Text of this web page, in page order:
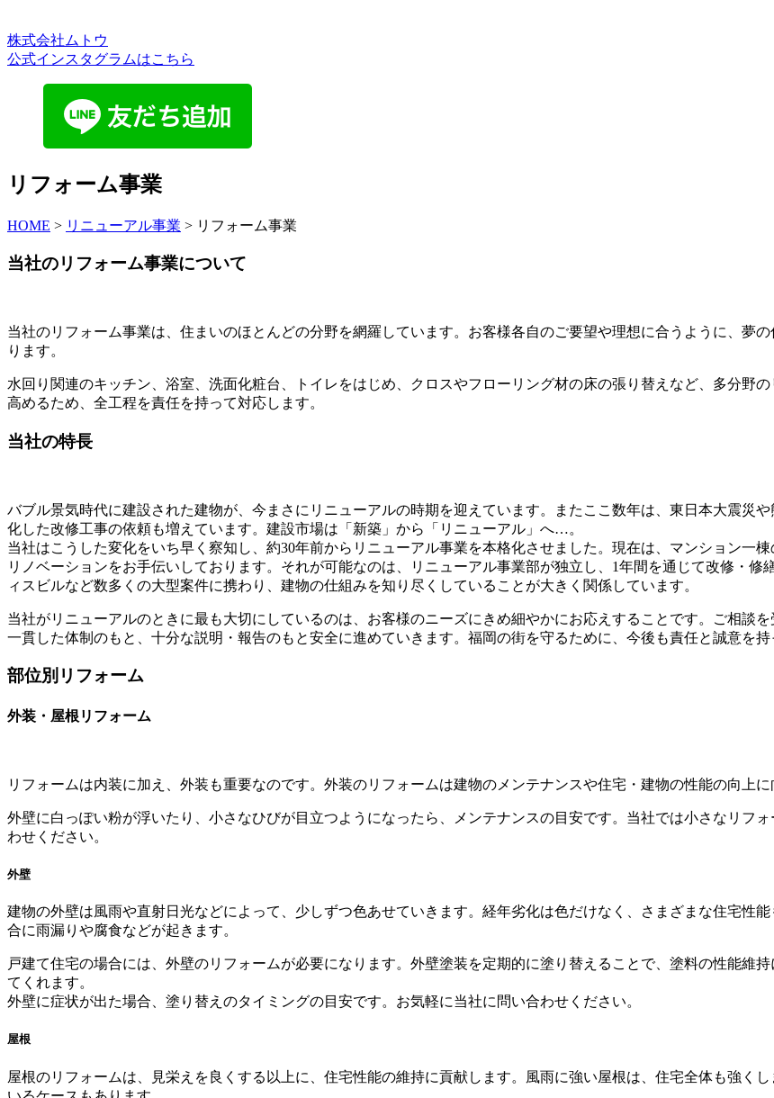
株式会社ムトウ
公式インスタグラムはこちら
リフォーム事業
HOME > リニューアル事業 > リフォーム事業
当社のリフォーム事業について
当社のリフォーム事業は、住まいのほとんどの分野を網羅しています。お客様各自のご要望や理想に合うように、夢
ります。
水回り関連のキッチン、浴室、洗面化粧台、トイレをはじめ、クロスやフローリング材の床の張り替えなど、多分野
高めるため、全工程を責任を持って対応します。
当社の特長
バブル景気時代に建設された建物が、今まさにリニューアルの時期を迎えています。またここ数年は、東日本大震災
化した改修工事の依頼も増えています。建設市場は「新築」から「リニューアル」へ…。
当社はこうした変化をいち早く察知し、約30年前からリニューアル事業を本格化させました。現在は、マンション一
リノベーションをお手伝いしております。それが可能なのは、リニューアル事業部が独立し、1年間を通じて改修・
ィスビルなど数多くの大型案件に携わり、建物の仕組みを知り尽くしていることが大きく関係しています。
当社がリニューアルのときに最も大切にしているのは、お客様のニーズにきめ細やかにお応えすることです。ご相談
一貫した体制のもと、十分な説明・報告のもと安全に進めていきます。福岡の街を守るために、今後も責任と誠意を
部位別リフォーム
外装・屋根リフォーム
リフォームは内装に加え、外装も重要なのです。外装のリフォームは建物のメンテナンスや住宅・建物の性能の向上に
外壁に白っぽい粉が浮いたり、小さなひびが目立つようになったら、メンテナンスの目安です。当社では小さなリフ
わせください。
外壁
建物の外壁は風雨や直射日光などによって、少しずつ色あせていきます。経年劣化は色だけなく、さまざまな住宅性
合に雨漏りや腐食などが起きます。
戸建て住宅の場合には、外壁のリフォームが必要になります。外壁塗装を定期的に塗り替えることで、塗料の性能維
てくれます。
外壁に症状が出た場合、塗り替えのタイミングの目安です。お気軽に当社に問い合わせください。
屋根
屋根のリフォームは、見栄えを良くする以上に、住宅性能の維持に貢献します。風雨に強い屋根は、住宅全体も強く